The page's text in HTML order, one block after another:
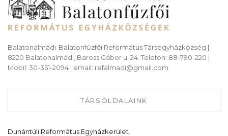
Balatonalmádi-Balatonfűzfői Református Társegyházközség |
8220 Balatonalmádi, Baross Gábor u. 24. Telefon: 88-790-220 |
Mobil: 30-351-2094 | email: refalmadi@gmail.com
TÁRSOLDALAINK
Dunántúli Református Egyházkerület